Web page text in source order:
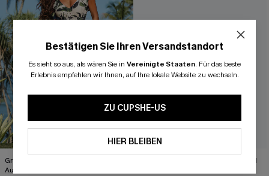
Grün Tropisches Maxikleid mit V-
Ausschnitt
Blaues Gesmoktes Mini-Strandkleid
Bestätigen Sie Ihren Versandstandort
Es sieht so aus, als wären Sie in Vereinigte Staaten. Für das beste
Erlebnis empfehlen wir Ihnen, auf Ihre lokale Website zu wechseln.
ZU CUPSHE-US
HIER BLEIBEN